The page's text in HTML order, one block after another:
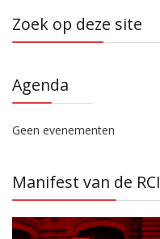
Zoek op deze site
Agenda
Geen evenementen
Manifest van de RCI